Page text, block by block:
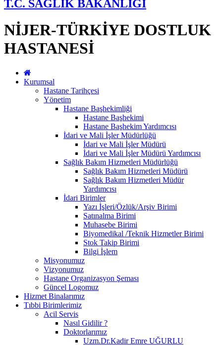
T.C. SAĞLIK BAKANLIĞI
NİJER-TÜRKİYE DOSTLUK
HASTANESİ
Kurumsal
Hastane Tarihçesi
Yönetim
Hastane Başhekimliği
Hastane Başhekimi
Hastane Başhekim Yardımcısı
İdari ve Mali İşler Müdürlüğü
İdari ve Mali İşler Müdürü
İdari ve Mali İşler Müdürü Yardımcısı
Sağlık Bakım Hizmetleri Müdürlüğü
Sağlık Bakım Hizmetleri Müdürü
Sağlık Bakım Hizmetleri Müdür
Yardımcısı
İdari Birimler
Yazı İşleri/Özlük/Arşiv Birimi
Satınalma Birimi
Muhasebe Birimi
Biyomedikal /Teknik Hizmetler Birimi
Stok Takip Birimi
Bilgi İşlem
Misyonumuz
Vizyonumuz
Hastane Organizasyon Şeması
Güncel Logomuz
Hizmet Binalarımız
Tıbbi Birimlerimiz
Acil Servis
Nasıl Gidilir ?
Doktorlarımız
Uzm.Dr.Kadir Emre UĞURLU